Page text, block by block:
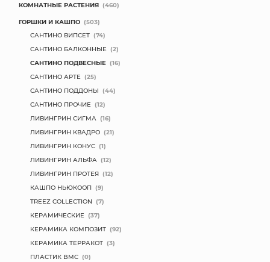
КОМНАТНЫЕ РАСТЕНИЯ (460)
ГОРШКИ И КАШПО (503)
САНТИНО ВИПСЕТ (74)
САНТИНО БАЛКОННЫЕ (2)
САНТИНО ПОДВЕСНЫЕ (16)
САНТИНО АРТЕ (25)
САНТИНО ПОДДОНЫ (44)
САНТИНО ПРОЧИЕ (12)
ЛИВИНГРИН СИГМА (16)
ЛИВИНГРИН КВАДРО (21)
ЛИВИНГРИН КОНУС (1)
ЛИВИНГРИН АЛЬФА (12)
ЛИВИНГРИН ПРОТЕЯ (12)
КАШПО НЬЮКООП (9)
TREEZ COLLECTION (7)
КЕРАМИЧЕСКИЕ (37)
КЕРАМИКА КОМПОЗИТ (92)
КЕРАМИКА ТЕРРАКОТ (3)
ПЛАСТИК BMC (0)